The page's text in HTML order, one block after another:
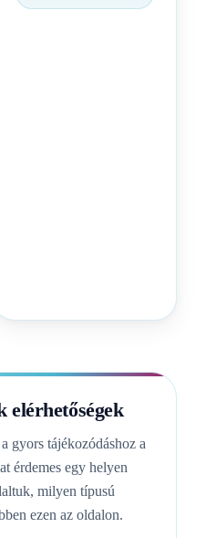
elérhetőségek
gyors tájékozódáshoz a
érdemes egy helyen
milyen típusú
ezen az oldalon.